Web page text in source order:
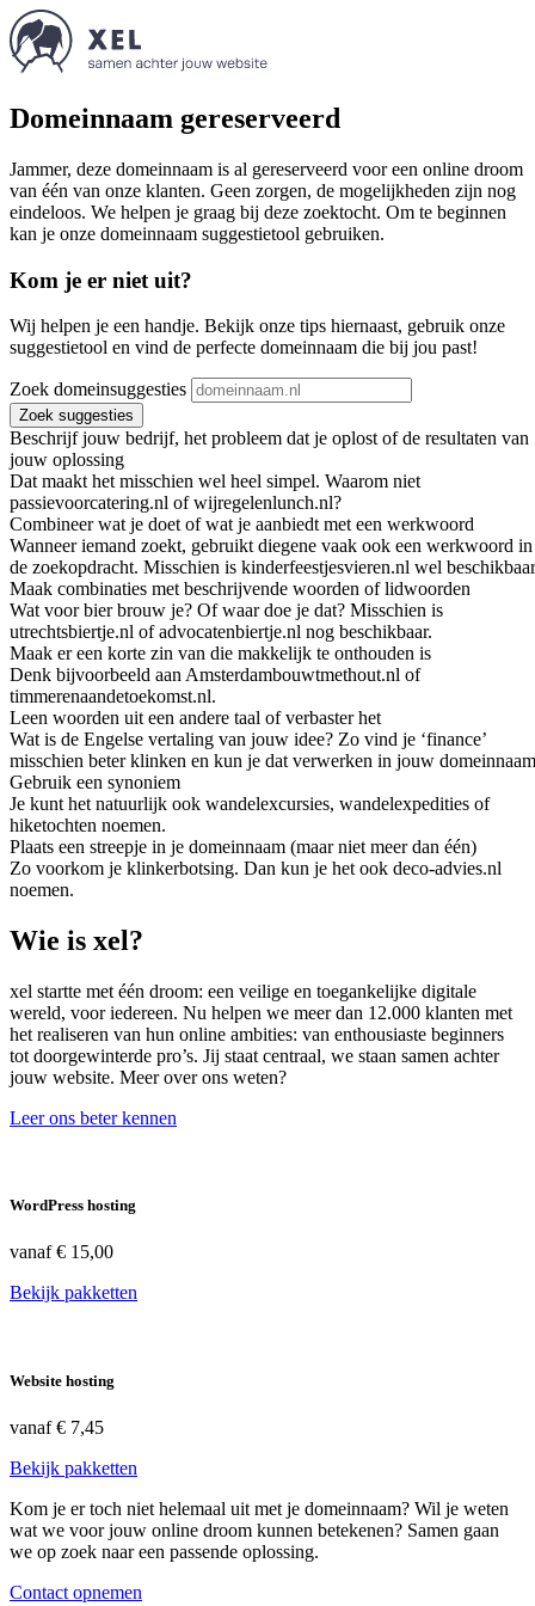
Domeinnaam gereserveerd
Jammer, deze domeinnaam is al gereserveerd voor een online droom
van één van onze klanten. Geen zorgen, de mogelijkheden zijn nog
eindeloos. We helpen je graag bij deze zoektocht. Om te beginnen
kan je onze domeinnaam suggestietool gebruiken.
Kom je er niet uit?
Wij helpen je een handje. Bekijk onze tips hiernaast, gebruik onze
suggestietool en vind de perfecte domeinnaam die bij jou past!
Zoek domeinsuggesties
Zoek suggesties
Beschrijf jouw bedrijf, het probleem dat je oplost of de resultaten van
jouw oplossing
Dat maakt het misschien wel heel simpel. Waarom niet
passievoorcatering.nl of wijregelenlunch.nl?
Combineer wat je doet of wat je aanbiedt met een werkwoord
Wanneer iemand zoekt, gebruikt diegene vaak ook een werkwoord in
de zoekopdracht. Misschien is kinderfeestjesvieren.nl wel
Maak combinaties met beschrijvende woorden of lidwoorden
Wat voor bier brouw je? Of waar doe je dat? Misschien is
utrechtsbiertje.nl of advocatenbiertje.nl nog beschikbaar.
Maak er een korte zin van die makkelijk te onthouden is
Denk bijvoorbeeld aan Amsterdambouwtmethout.nl of
timmerenaandetoekomst.nl.
Leen woorden uit een andere taal of verbaster het
Wat is de Engelse vertaling van jouw idee? Zo vind je ‘finance’
misschien beter klinken en kun je dat verwerken in jouw
Gebruik een synoniem
Je kunt het natuurlijk ook wandelexcursies, wandelexpedities of
hiketochten noemen.
Plaats een streepje in je domeinnaam (maar niet meer dan één)
Zo voorkom je klinkerbotsing. Dan kun je het ook deco-advies.nl
noemen.
Wie is xel?
xel startte met één droom: een veilige en toegankelijke digitale
wereld, voor iedereen. Nu helpen we meer dan 12.000 klanten met
het realiseren van hun online ambities: van enthousiaste beginners
tot doorgewinterde pro’s. Jij staat centraal, we staan samen achter
jouw website. Meer over ons weten?
Leer ons beter kennen
WordPress hosting
vanaf€ 15,00
Bekijk pakketten
Website hosting
vanaf€ 7,45
Bekijk pakketten
Kom je er toch niet helemaal uit met je domeinnaam? Wil je weten
wat we voor jouw online droom kunnen betekenen? Samen gaan
we op zoek naar een passende oplossing.
Contact opnemen